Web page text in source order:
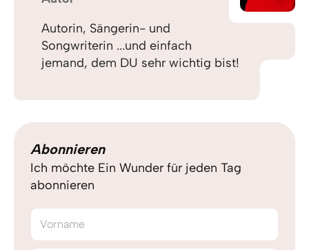
Autorin, Sängerin- und
Songwriterin ...und einfach
jemand, dem DU sehr wichtig bist!
Abonnieren
Ich möchte Ein Wunder für jeden Tag
abonnieren
Vorname